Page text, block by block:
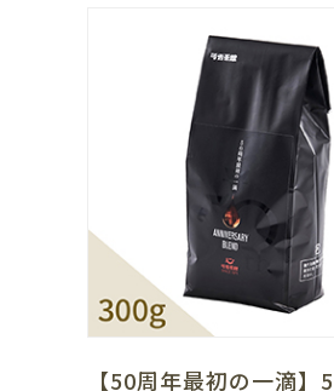
【50周年最初の一滴